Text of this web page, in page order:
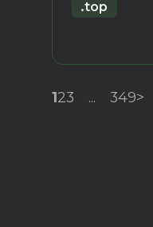
.top
123 ... 349>